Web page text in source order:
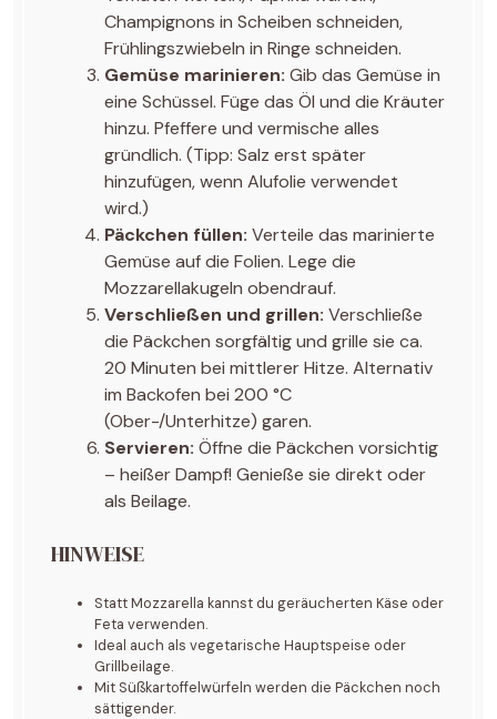
Champignons in Scheiben schneiden,
Frühlingszwiebeln in Ringe schneiden.
Gemüse marinieren: Gib das Gemüse in
eine Schüssel. Füge das Öl und die Kräuter
hinzu. Pfeffere und vermische alles
gründlich. (Tipp: Salz erst später
hinzufügen, wenn Alufolie verwendet
wird.)
Päckchen füllen: Verteile das marinierte
Gemüse auf die Folien. Lege die
Mozzarellakugeln obendrauf.
Verschließen und grillen: Verschließe
die Päckchen sorgfältig und grille sie ca.
20 Minuten bei mittlerer Hitze. Alternativ
im Backofen bei 200 °C
(Ober-/Unterhitze) garen.
Servieren: Öffne die Päckchen vorsichtig
– heißer Dampf! Genieße sie direkt oder
als Beilage.
HINWEISE
Statt Mozzarella kannst du geräucherten Käse oder
Feta verwenden.
Ideal auch als vegetarische Hauptspeise oder
Grillbeilage.
Mit Süßkartoffelwürfeln werden die Päckchen noch
sättigender.